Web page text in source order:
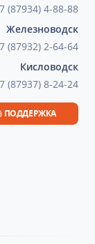
(87934) 4-88-88
Железноводск
(87932) 2-64-64
Кисловодск
(87937) 8-24-24
ПОДДЕРЖКА